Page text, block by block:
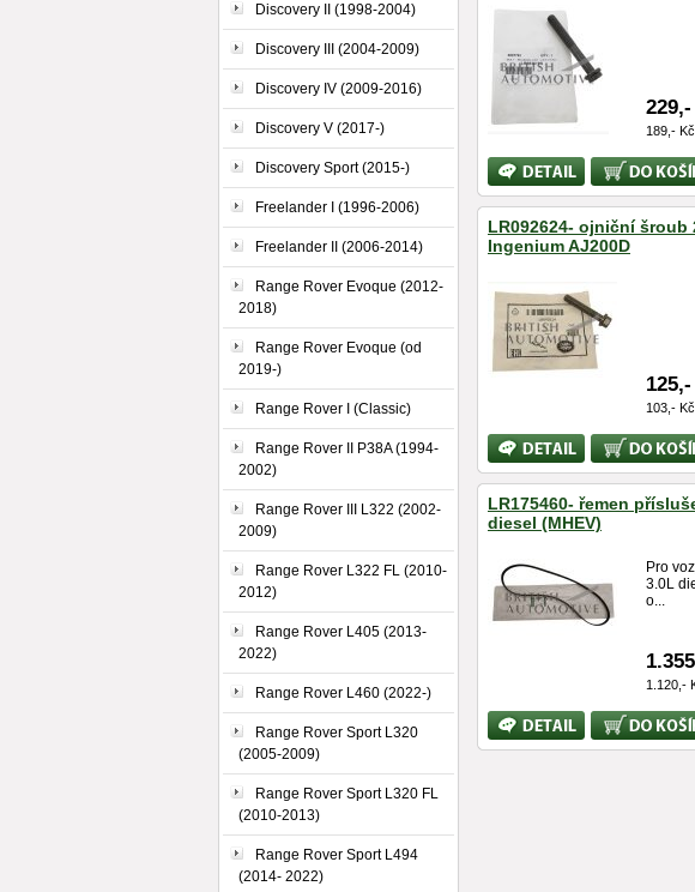
Discovery II (1998-2004)
Discovery III (2004-2009)
Discovery IV (2009-2016)
Discovery V (2017-)
Discovery Sport (2015-)
Freelander I (1996-2006)
Freelander II (2006-2014)
Range Rover Evoque (2012-
2018)
Range Rover Evoque (od
2019-)
Range Rover I (Classic)
Range Rover II P38A (1994-
2002)
Range Rover III L322 (2002-
2009)
Range Rover L322 FL (2010-
2012)
Range Rover L405 (2013-
2022)
Range Rover L460 (2022-)
Range Rover Sport L320
(2005-2009)
Range Rover Sport L320 FL
(2010-2013)
Range Rover Sport L494
(2014- 2022)
189,- Kč
Bližší
informace
Koupit
LR092624- ojniční šroub
Ingenium AJ200D
103,- Kč
Bližší
informace
Koupit
LR175460- řemen
diesel (MHEV)
Pro
3.0L
o...
1.120,-
Bližší
informace
Koupit